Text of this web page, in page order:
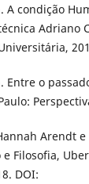
A condição
Adriano
Entre o
Arendt
e Filosofia,
DOI: